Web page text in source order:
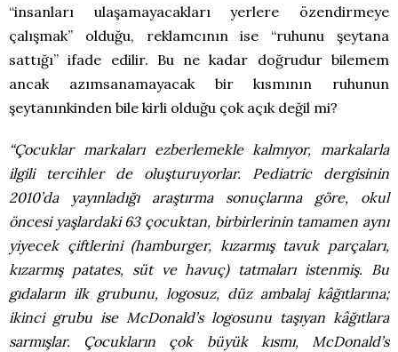
“insanları ulaşamayacakları yerlere özendirmeye
çalışmak” olduğu, reklamcının ise “ruhunu şeytana
sattığı” ifade edilir. Bu ne kadar doğrudur bilemem
ancak azımsanamayacak bir kısmının ruhunun
şeytanınkinden bile kirli olduğu çok açık değil mi?
“Çocuklar markaları ezberlemekle kalmıyor, markalarla
ilgili tercihler de oluşturuyorlar. Pediatric dergisinin
2010’da yayınladığı araştırma sonuçlarına göre, okul
öncesi yaşlardaki 63 çocuktan, birbirlerinin tamamen aynı
yiyecek çiftlerini (hamburger, kızarmış tavuk parçaları,
kızarmış patates, süt ve havuç) tatmaları istenmiş. Bu
gıdaların ilk grubunu, logosuz, düz ambalaj kâğıtlarına;
ikinci grubu ise McDonald’s logosunu taşıyan kâğıtlara
sarmışlar. Çocukların çok büyük kısmı, McDonald’s